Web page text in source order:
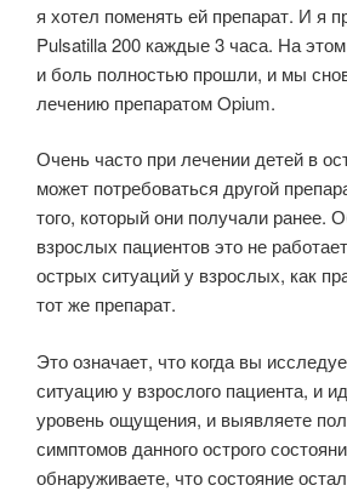
я хотел поменять ей препарат. И я
Pulsatilla 200 каждые 3 часа. На
и боль полностью прошли, и мы
лечению препаратом Opium.
Очень часто при лечении детей в
может потребоваться другой
того, который они получали ранее.
взрослых пациентов это не
острых ситуаций у взрослых, как
тот же препарат.
Это означает, что когда вы
ситуацию у взрослого пациента, и
уровень ощущения, и выявляете
симптомов данного острого
обнаруживаете, что состояние